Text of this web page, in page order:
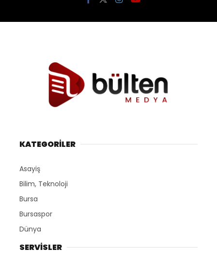
KATEGORİLER
Asayiş
Bilim, Teknoloji
Bursa
Bursaspor
Dünya
SERVİSLER